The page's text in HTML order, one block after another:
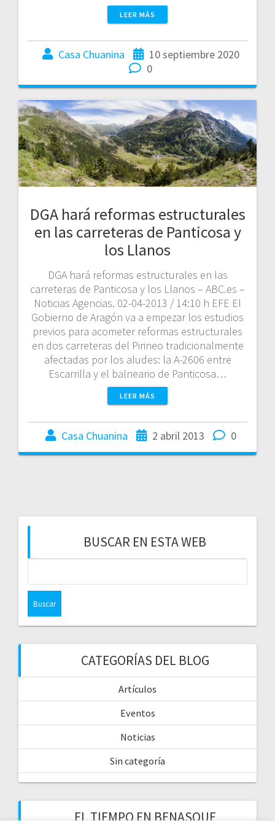
LEER MÁS
Casa Chuanina
10 septiembre 2020
0
DGA hará reformas estructurales
en las carreteras de Panticosa y
los Llanos
DGA hará reformas estructurales en las
carreteras de Panticosa y los Llanos – ABC.es –
Noticias Agencias. 02-04-2013 / 14:10 h EFE El
Gobierno de Aragón va a empezar los estudios
previos para acometer reformas estructurales
en dos carreteras del Pirineo tradicionalmente
afectadas por los aludes: la A-2606 entre
Escarrilla y el balneario de Panticosa…
LEER MÁS
Casa Chuanina 2 abril 2013 0
BUSCAR EN ESTA WEB
CATEGORÍAS DEL BLOG
Artículos
Eventos
Noticias
Sin categoría
EL TIEMPO EN BENASQUE